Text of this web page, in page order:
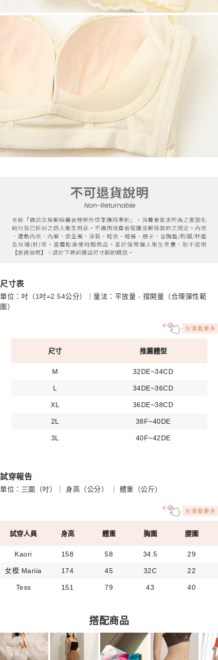
尺寸表
單位：吋（1吋=2.54公分）｜量法：平放量 - 撐開量（合理彈性範
圍）
尺寸 推薦體型
M 32DE~34CD
L 34DE~36CD
XL 36DE~38CD
2L 38F~40DE
3L 40F~42DE
試穿報告
單位：三圍（吋）｜ 身高（公分） ｜ 體重（公斤）
試穿人員 身高 體重 胸圍 腰圍
Kaori 158 58 34.5 29
女模 Mariia 174 45 32C 22
Tess 151 79 43 40
搭配商品